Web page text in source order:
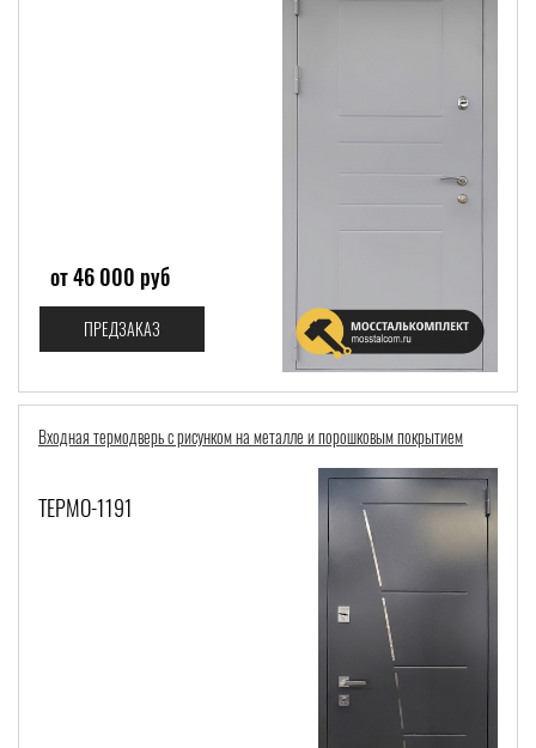
от 46 000 руб
ПРЕДЗАКАЗ
Входная термодверь с рисунком на металле и порошковым покрытием
ТЕРМО-1191